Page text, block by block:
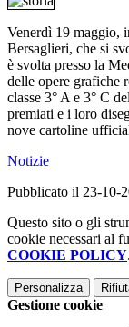
Venerdì 19 maggio,
Bersaglieri, che si
è svolta presso la
delle opere grafiche
classe 3° A e 3° C
premiati e i loro
nove cartoline
Notizie
Pubblicato il 23-10-
Questo sito o gli
cookie necessari al
COOKIE POLICY.
Personalizza
Gestione cookie